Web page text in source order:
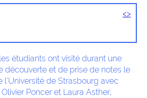
<>
étudiants ont visité durant une
découverte et de prise de notes le
de Strasbourg avec
Poncer et Laura Asther,